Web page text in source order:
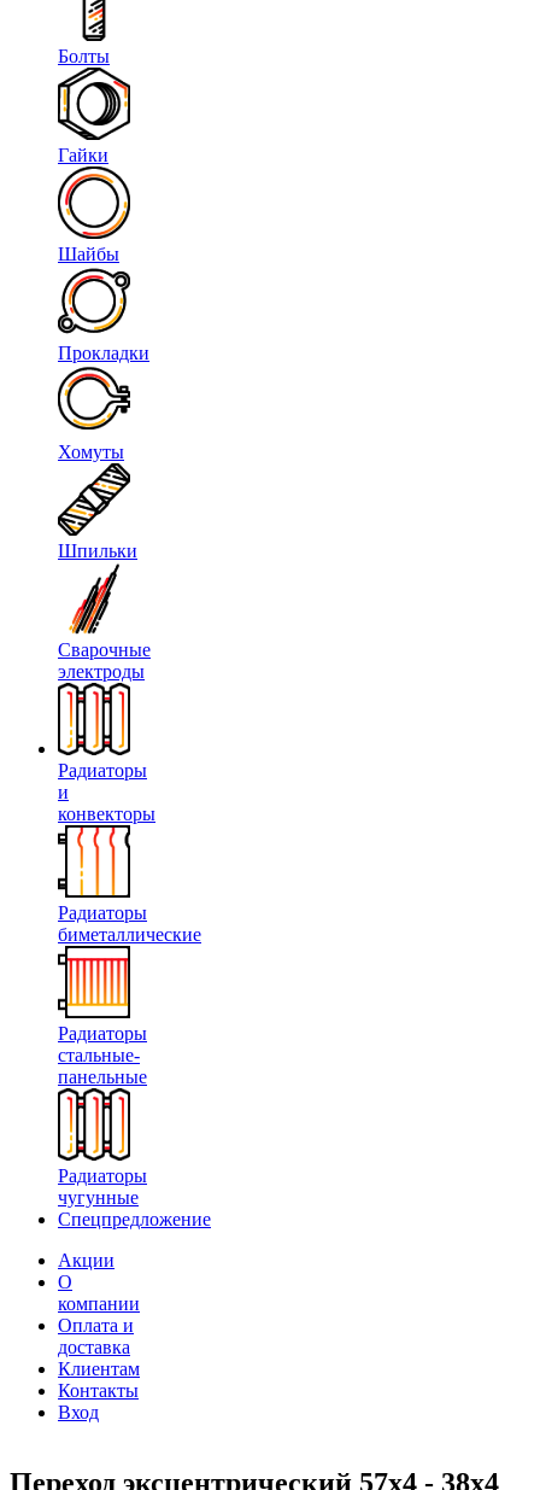
Болты
Гайки
Шайбы
Прокладки
Хомуты
Шпильки
Сварочные
электроды
Радиаторы
и
конвекторы
Радиаторы
биметаллические
Радиаторы
стальные-
панельные
Радиаторы
чугунные
Спецпредложение
Акции
О
компании
Оплата и
доставка
Клиентам
Контакты
Вход
Переход эксцентрический 57х4 - 38х4